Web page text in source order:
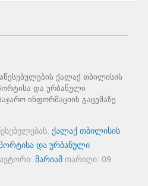
ქალაქ თბილისის
და ურბანული
ინფორმაციის გაცემაზე
ქალაქ თბილისის
და ურბანული
ავტორი: მარიამ თარიღი: 09